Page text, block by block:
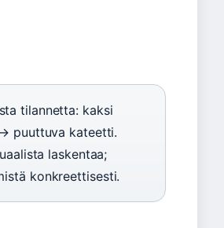
tilannetta: kaksi
puuttuva kateetti.
laskentaa;
konkreettisesti.